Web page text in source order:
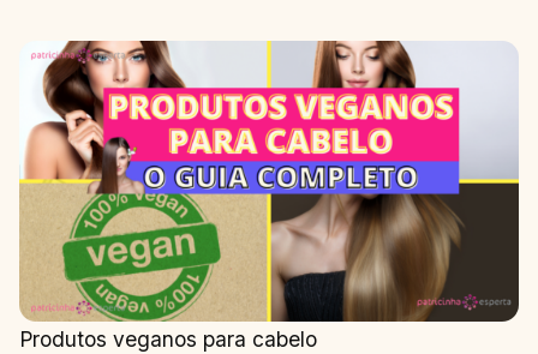
Produtos veganos para cabelo